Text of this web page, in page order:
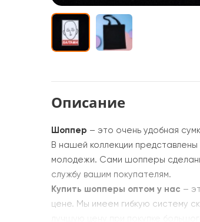
Описание
Шоппер – это очень удобная
В нашей коллекции
молодежи. Сами шопперы
службу вашим покупателям.
Купить шопперы оптом у нас –
цене. Мы имеем гибкую систему